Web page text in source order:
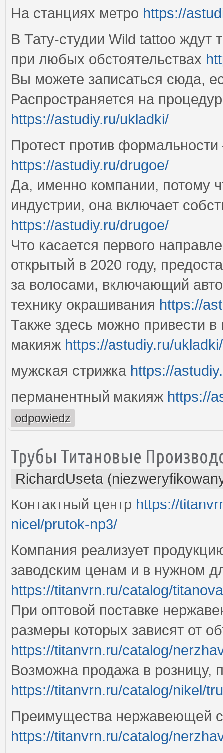
На станциях метро https://
В Тату-студии Wild tattoo ждут
при любых обстоятельствах
Вы можете записаться сюда,
Распространяется на
https://astudiy.ru/ukladki/
Протест против
https://astudiy.ru/drugoe/
Да, именно компании, потому
индустрии, она включает
https://astudiy.ru/drugoe/
Что касается первого
открытый в 2020 году,
за волосами, включающий
технику окрашивания https://
Также здесь можно привести
макияж https://astudiy.ru/ukladki/
мужская стрижка https://
перманентный макияж https://
odpowiedz
Трубы Титановые
RichardUseta
Контактный центр https://
nicel/prutok-np3/
Компания реализует
заводским ценам и в нужном
https://titanvrn.ru/catalog/
При оптовой поставке
размеры которых зависят от
https://titanvrn.ru/catalog/
Возможна продажа в розницу,
https://titanvrn.ru/catalog/nikel/
Преимущества нержавеющей
https://titanvrn.ru/catalog/